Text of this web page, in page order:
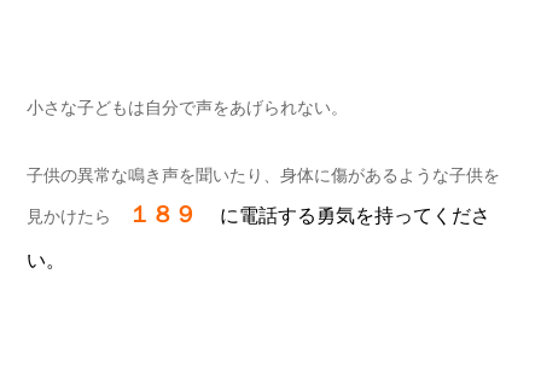
小さな子どもは自分で声をあげられない。
子供の異常な鳴き声を聞いたり、身体に傷があるような子供を
見かけたら １８９ に電話する勇気を持ってくださ
い。